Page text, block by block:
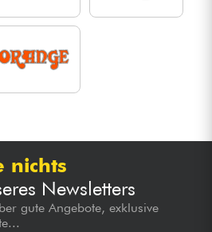
nichts
Newsletters
gute Angebote, exklusive